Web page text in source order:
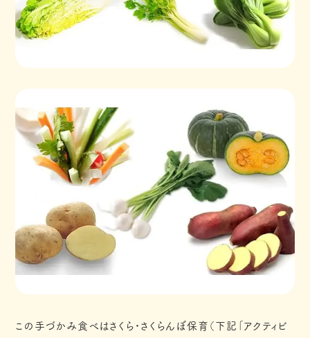
この手づかみ食べはさくら・さくらんぼ保育（下記「アクティビ